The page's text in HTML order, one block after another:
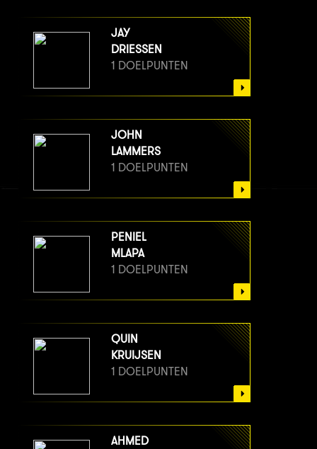
JAY
DRIESSEN
1 DOELPUNTEN
JOHN
LAMMERS
1 DOELPUNTEN
PENIEL
MLAPA
1 DOELPUNTEN
QUIN
KRUIJSEN
1 DOELPUNTEN
AHMED